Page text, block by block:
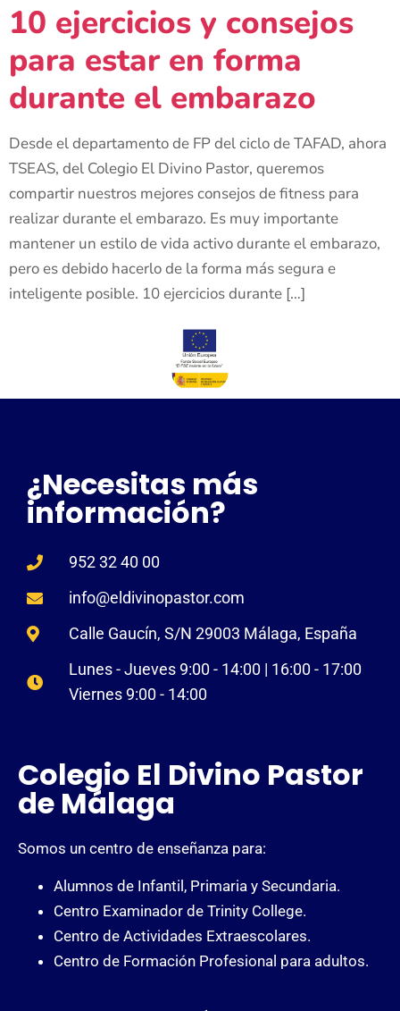
10 ejercicios y consejos
para estar en forma
durante el embarazo
Desde el departamento de FP del ciclo de TAFAD, ahora
TSEAS, del Colegio El Divino Pastor, queremos
compartir nuestros mejores consejos de fitness para
realizar durante el embarazo. Es muy importante
mantener un estilo de vida activo durante el embarazo,
pero es debido hacerlo de la forma más segura e
inteligente posible. 10 ejercicios durante […]
¿Necesitas más
información?
952 32 40 00
info@eldivinopastor.com
Calle Gaucín, S/N 29003 Málaga, España
Lunes - Jueves 9:00 - 14:00 | 16:00 - 17:00
Viernes 9:00 - 14:00
Colegio El Divino Pastor
de Málaga
Somos un centro de enseñanza para:
Alumnos de Infantil, Primaria y Secundaria.
Centro Examinador de Trinity College.
Centro de Actividades Extraescolares.
Centro de Formación Profesional para adultos.